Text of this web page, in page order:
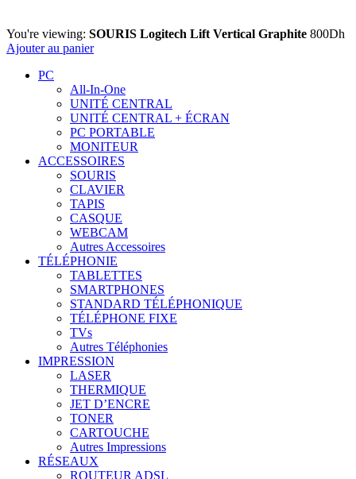
You're viewing: SOURIS Logitech Lift Vertical Graphite 800Dh
Ajouter au panier
PC
All-In-One
UNITÉ CENTRAL
UNITÉ CENTRAL + ÉCRAN
PC PORTABLE
MONITEUR
ACCESSOIRES
SOURIS
CLAVIER
TAPIS
CASQUE
WEBCAM
Autres Accessoires
TÉLÉPHONIE
TABLETTES
SMARTPHONES
STANDARD TÉLÉPHONIQUE
TÉLÉPHONE FIXE
TVs
Autres Téléphonies
IMPRESSION
LASER
THERMIQUE
JET D’ENCRE
TONER
CARTOUCHE
Autres Impressions
RÉSEAUX
ROUTEUR ADSL